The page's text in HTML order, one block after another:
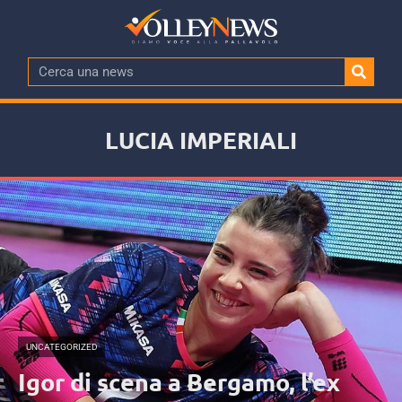
LUCIA IMPERIALI
UNCATEGORIZED
Igor di scena a Bergamo, l’ex